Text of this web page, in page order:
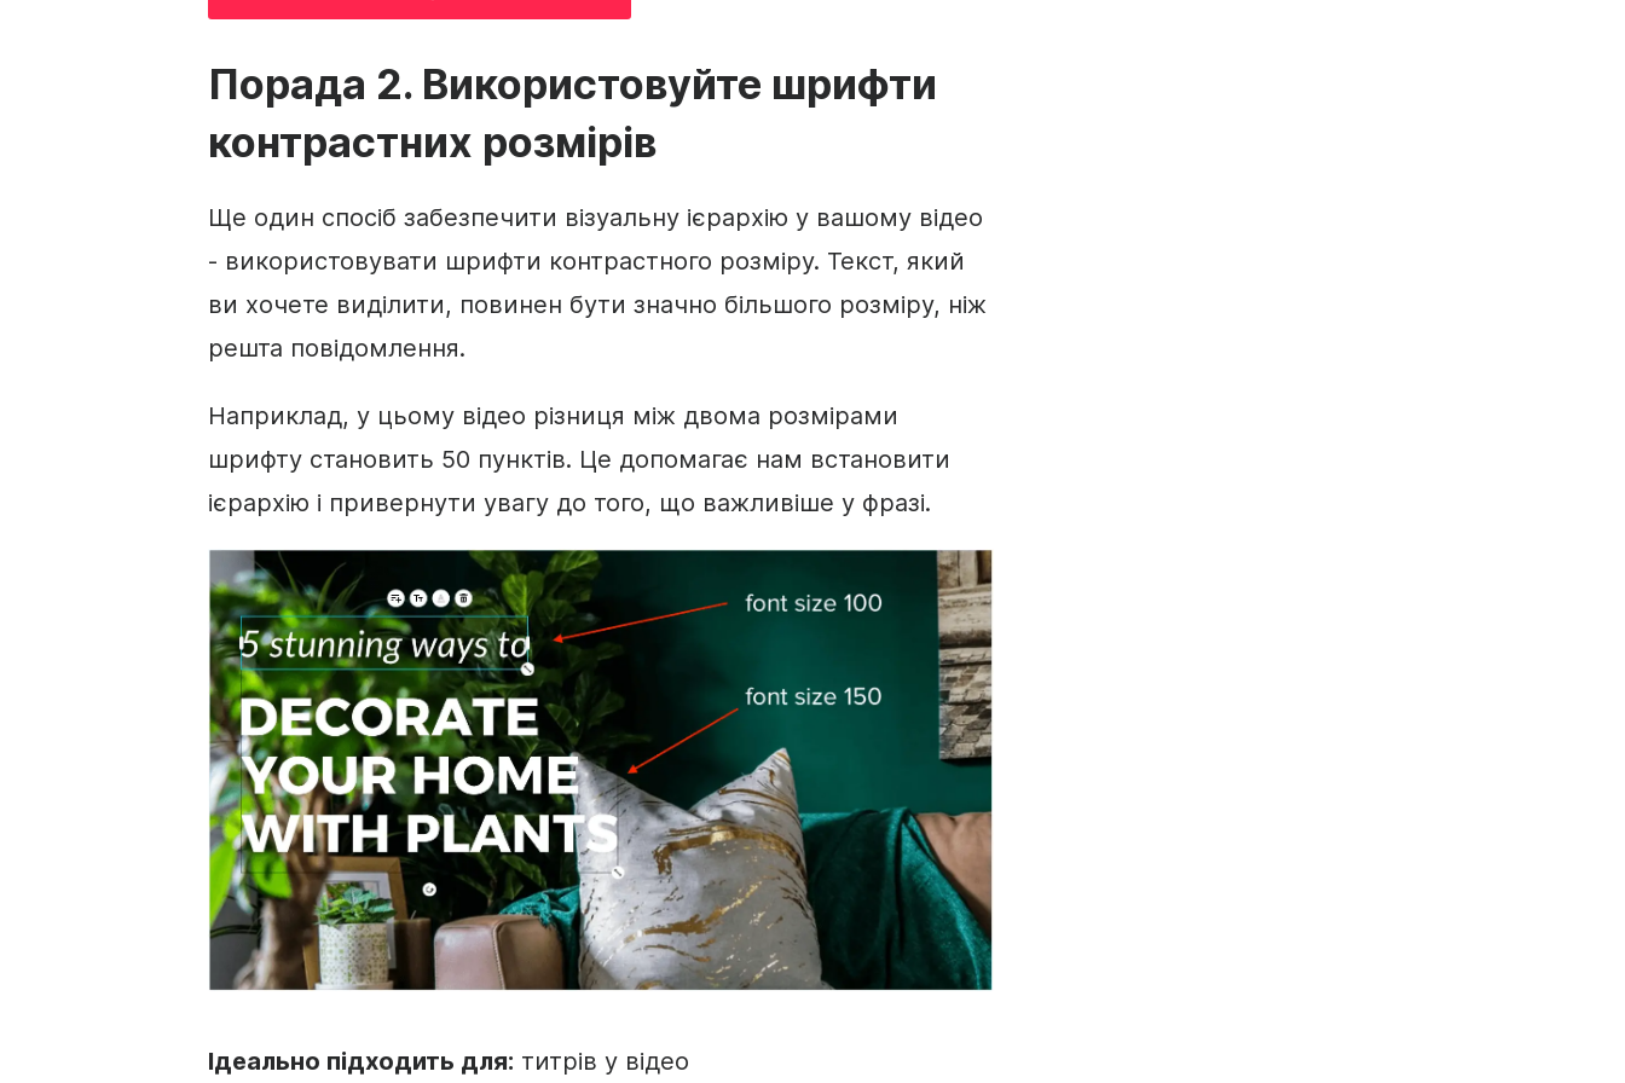
Порада 2. Використовуйте шрифти
контрастних розмірів
Ще один спосіб забезпечити візуальну ієрархію у вашому відео
- використовувати шрифти контрастного розміру. Текст, який
ви хочете виділити, повинен бути значно більшого розміру, ніж
решта повідомлення.
Наприклад, у цьому відео різниця між двома розмірами
шрифту становить 50 пунктів. Це допомагає нам встановити
ієрархію і привернути увагу до того, що важливіше у фразі.
Ідеально підходить для: титрів у відео